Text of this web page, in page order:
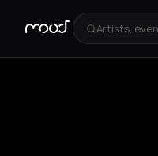
Artists,